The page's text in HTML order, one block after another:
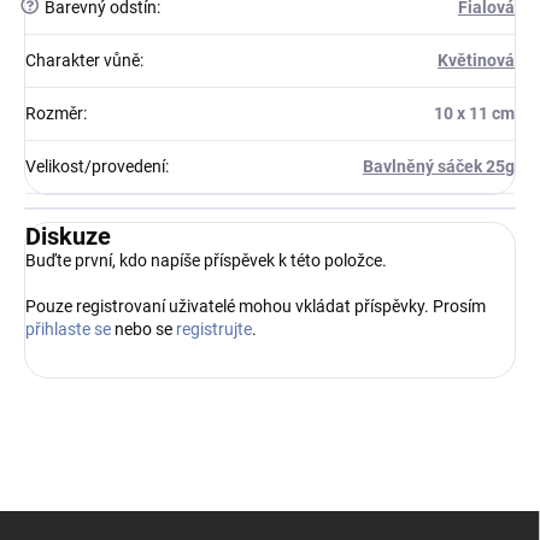
? Barevný odstín: Fialová
Charakter vůně: Květinová
Rozměr: 10 x 11 cm
Velikost/provedení: Bavlněný sáček 25g
Diskuze
Buďte první, kdo napíše příspěvek k této položce.
Pouze registrovaní uživatelé mohou vkládat příspěvky. Prosím
přihlaste se nebo se registrujte.